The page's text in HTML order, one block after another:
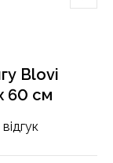
Blovi
60 см